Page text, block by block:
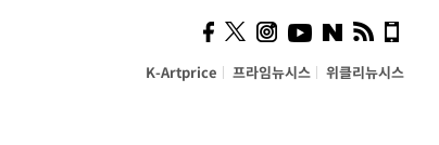
K-Artprice 프라임뉴시스 위클리뉴시스
시, 스마트폰 액세서리에
NFC 더했다